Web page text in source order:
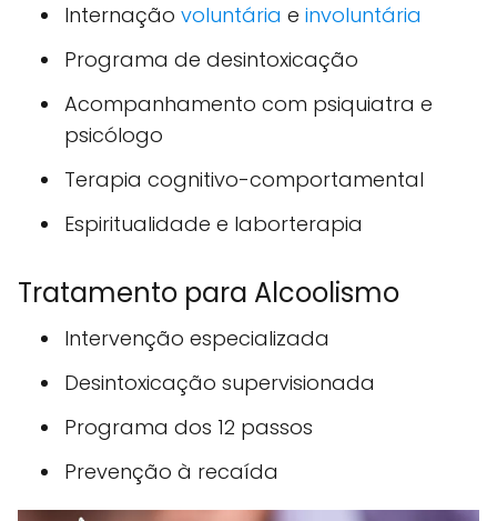
Internação voluntária e involuntária
Programa de desintoxicação
Acompanhamento com psiquiatra e
psicólogo
Terapia cognitivo-comportamental
Espiritualidade e laborterapia
Tratamento para Alcoolismo
Intervenção especializada
Desintoxicação supervisionada
Programa dos 12 passos
Prevenção à recaída